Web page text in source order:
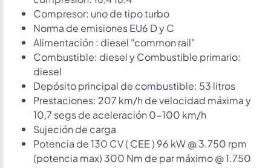
Compresor: uno de tipo turbo
Norma de emisiones EU6 D y C
Alimentación : diesel "common rail"
Combustible: diesel y Combustible primario:
diesel
Depósito principal de combustible: 53 litros
Prestaciones: 207 km/h de velocidad máxima y
10,7 segs de aceleración 0-100 km/h
Sujeción de carga
Potencia de 130 CV ( CEE ) 96 kW @ 3.750 rpm
(potencia max) 300 Nm de par máximo @ 1.750